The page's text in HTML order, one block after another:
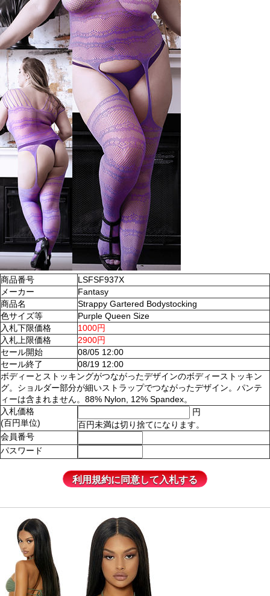
商品番号
LSFSF937X
メーカー
Fantasy
商品名
Strappy Gartered Bodystocking
色サイズ等
Purple Queen Size
入札下限価格
1000円
入札上限価格
2900円
セール開始
08/05 12:00
セール終了
08/19 12:00
ボディーとストッキングがつながったデザインのボディーストッキン
グ。ショルダー部分が細いストラップでつながったデザイン。パンテ
ィーは含まれません。88% Nylon, 12% Spandex。
入札価格
(百円単位)
円
百円未満は切り捨てになります。
会員番号
パスワード